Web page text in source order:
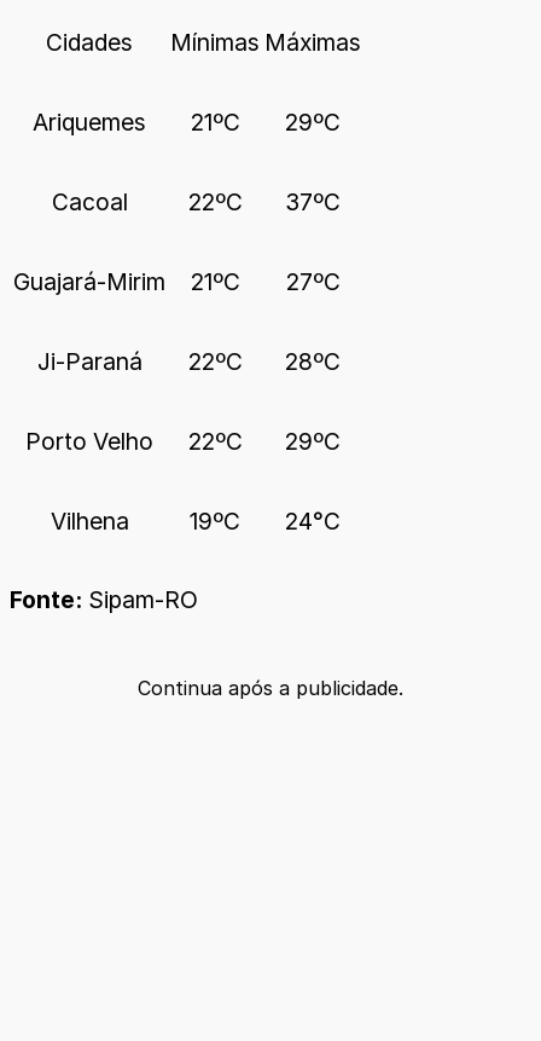
Cidades Mínimas Máximas
Ariquemes 21ºC 29ºC
Cacoal 22ºC 37ºC
Guajará-Mirim 21ºC 27ºC
Ji-Paraná 22ºC 28ºC
Porto Velho 22ºC 29ºC
Vilhena 19ºC 24°C
Fonte: Sipam-RO
Continua após a publicidade.